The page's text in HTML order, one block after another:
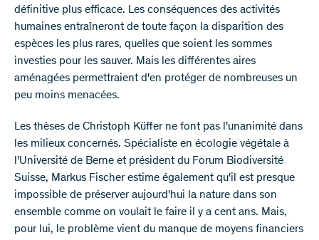
définitive plus efficace. Les conséquences des activités
humaines entraîneront de toute façon la disparition des
espèces les plus rares, quelles que soient les sommes
investies pour les sauver. Mais les différentes aires
aménagées permettraient d'en protéger de nombreuses un
peu moins menacées.
Les thèses de Christoph Küffer ne font pas l'unanimité dans
les milieux concernés. Spécialiste en écologie végétale à
l'Université de Berne et président du Forum Biodiversité
Suisse, Markus Fischer estime également qu'il est presque
impossible de préserver aujourd'hui la nature dans son
ensemble comme on voulait le faire il y a cent ans. Mais,
pour lui, le problème vient du manque de moyens financiers